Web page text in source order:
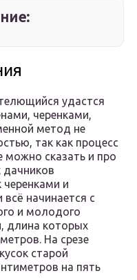
удастся
черенками,
метод не
так как процесс
сказать и про
дачников
и
начинается с
и молодого
длина которых
На срезе
старой
на пять